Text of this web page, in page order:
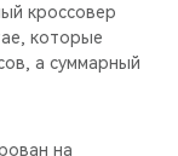
кроссовер
которые
а суммарный
на